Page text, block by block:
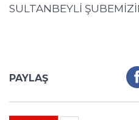
SULTANBEYLİ
PAYLAŞ